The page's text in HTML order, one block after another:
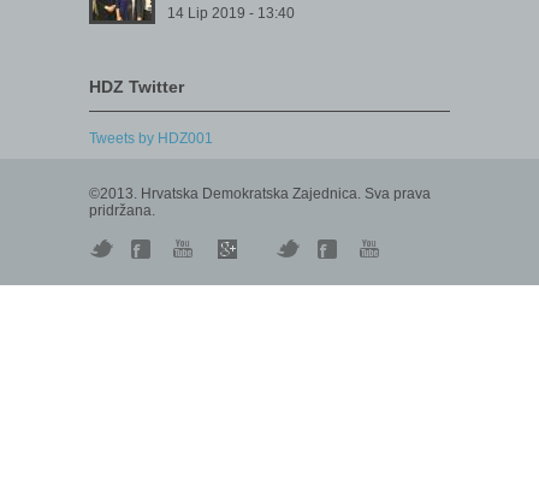
14 Lip 2019 - 13:40
HDZ Twitter
Tweets by HDZ001
©2013. Hrvatska Demokratska Zajednica. Sva prava
pridržana.